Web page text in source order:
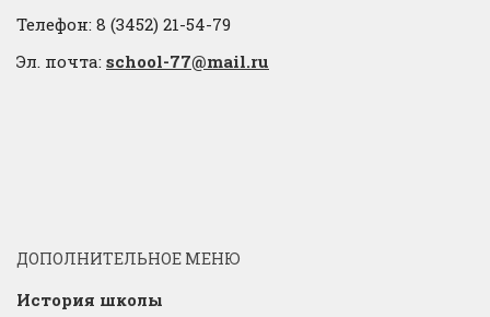
Телефон: 8 (3452) 21-54-79
Эл. почта: school-77@mail.ru
ДОПОЛНИТЕЛЬНОЕ МЕНЮ
История школы